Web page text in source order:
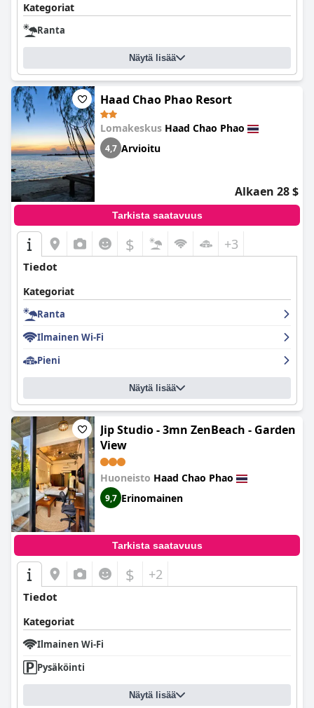
Kategoriat
Ranta
Näytä lisää
Haad Chao Phao Resort
Lomakeskus Haad Chao Phao
4,7 Arvioitu
Alkaen 28 $
Tarkista saatavuus
$ +3
Tiedot
Kategoriat
Ranta
Ilmainen Wi-Fi
Pieni
Näytä lisää
Jip Studio - 3mn ZenBeach - Garden
View
Huoneisto Haad Chao Phao
9,7 Erinomainen
Tarkista saatavuus
$ +2
Tiedot
Kategoriat
Ilmainen Wi-Fi
Pysäköinti
Näytä lisää